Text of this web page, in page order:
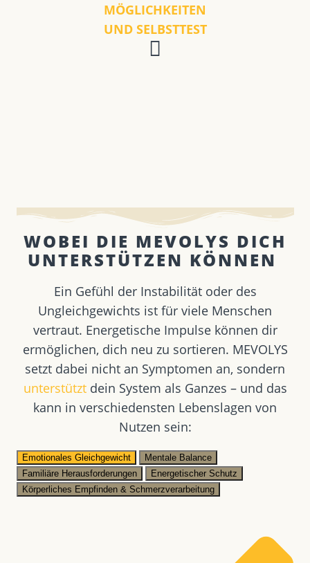
MÖGLICHKEITEN
UND SELBSTTEST
WOBEI DIE MEVOLYS DICH
UNTERSTÜTZEN KÖNNEN ​
Ein Gefühl der Instabilität oder des
Ungleichgewichts ist für viele Menschen
vertraut. Energetische Impulse können dir
ermöglichen, dich neu zu sortieren. MEVOLYS
setzt dabei nicht an Symptomen an, sondern
unterstütztdein System als Ganzes – und das
kann in verschiedensten Lebenslagen von
Nutzen sein:
Emotionales Gleichgewicht
Mentale Balance
Familiäre Herausforderungen
Energetischer Schutz
Körperliches Empfinden & Schmerzverarbeitung